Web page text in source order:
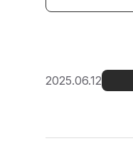
2025.06.12